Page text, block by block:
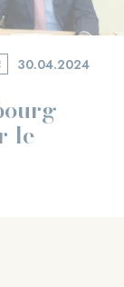
30.04.2024
le